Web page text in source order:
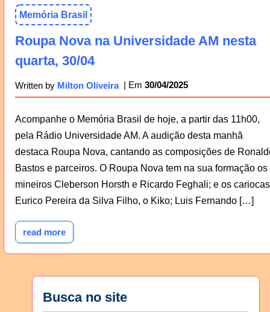
Memória Brasil
Roupa Nova na Universidade AM nesta
quarta, 30/04
Written by Milton Oliveira 30/04/2025
Acompanhe o Memória Brasil de hoje, a partir das 11h00,
pela Rádio Universidade AM. A audição desta manhã
destaca Roupa Nova, cantando as composições de
Bastos e parceiros. O Roupa Nova tem na sua formação os
mineiros Cleberson Horsth e Ricardo Feghali; e os cariocas
Eurico Pereira da Silva Filho, o Kiko; Luis Fernando […]
read more
Busca no site